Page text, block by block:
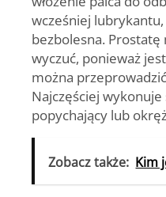
wcześniej
bezbolesna. Prostatę
wyczuć, ponieważ
można
Najczęściej
popychający lub
Zobacz także: Kim